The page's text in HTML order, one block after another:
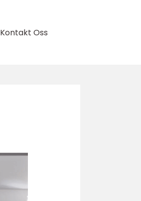
Kontakt Oss